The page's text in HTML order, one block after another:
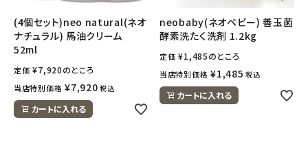
(4個セット)neo natural(ネオ
ナチュラル) 馬油クリーム
52ml
定価 ¥7,920のところ
当店特別価格 ¥7,920 税込
カートに入れる
neobaby(ネオベビー) 善玉菌
酵素洗たく洗剤 1.2kg
定価 ¥1,485のところ
当店特別価格 ¥1,485 税込
カートに入れる